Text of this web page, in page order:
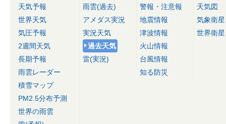
天気予報
世界天気
気圧予報
2週間天気
長期予報
雨雲レーダー
積雪マップ
PM2.5分布予測
世界の雨雲
雨雲(過去)
アメダス実況
実況天気
過去天気
雷(実況)
警報・注意報
地震情報
津波情報
火山情報
台風情報
知る防災
天気図
気象衛星
世界衛星